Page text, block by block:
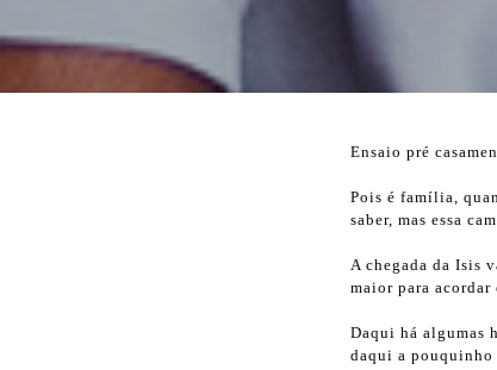
Ensaio pré
Pois é família,
saber, mas essa
A chegada da Isis
maior para acordar
Daqui há algumas
daqui a pouquinho